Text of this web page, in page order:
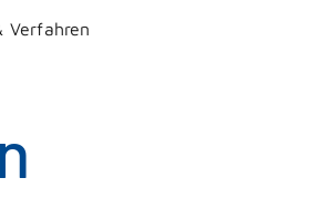
Verfahren